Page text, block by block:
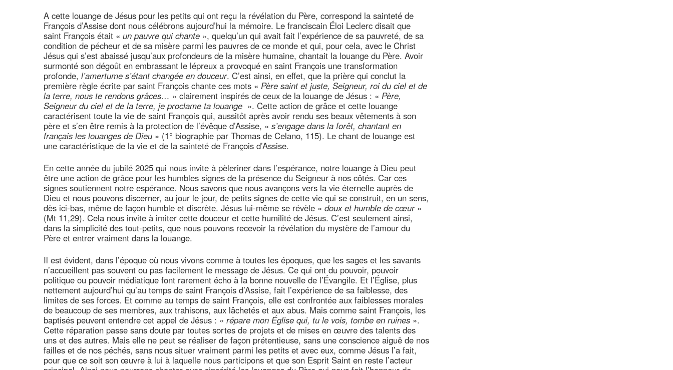
A cette louange de Jésus pour les petits qui ont reçu la révélation du Père, correspond la sainteté de
François d’Assise dont nous célébrons aujourd’hui la mémoire. Le franciscain Éloi Leclerc disait que
saint François était « un pauvre qui chante », quelqu’un qui avait fait l’expérience de sa pauvreté, de sa
condition de pécheur et de sa misère parmi les pauvres de ce monde et qui, pour cela, avec le Christ
Jésus qui s’est abaissé jusqu’aux profondeurs de la misère humaine, chantait la louange du Père. Avoir
surmonté son dégoût en embrassant le lépreux a provoqué en saint François une transformation
profonde, l’amertume s’étant changée en douceur. C’est ainsi, en effet, que la prière qui conclut la
première règle écrite par saint François chante ces mots « Père saint et juste, Seigneur, roi du ciel et de
la terre, nous te rendons grâces… » clairement inspirés de ceux de la louange de Jésus : « Père,
Seigneur du ciel et de la terre, je proclame ta louange ». Cette action de grâce et cette louange
caractérisent toute la vie de saint François qui, aussitôt après avoir rendu ses beaux vêtements à son
père et s’en être remis à la protection de l’évêque d’Assise, « s’engage dans la forêt, chantant en
français les louanges de Dieu » (1° biographie par Thomas de Celano, 115). Le chant de louange est
une caractéristique de la vie et de la sainteté de François d’Assise.
En cette année du jubilé 2025 qui nous invite à pèleriner dans l’espérance, notre louange à Dieu peut
être une action de grâce pour les humbles signes de la présence du Seigneur à nos côtés. Car ces
signes soutiennent notre espérance. Nous savons que nous avançons vers la vie éternelle auprès de
Dieu et nous pouvons discerner, au jour le jour, de petits signes de cette vie qui se construit, en un sens,
dès ici-bas, même de façon humble et discrète. Jésus lui-même se révèle « doux et humble de cœur»
(Mt 11,29). Cela nous invite à imiter cette douceur et cette humilité de Jésus. C’est seulement ainsi,
dans la simplicité des tout-petits, que nous pouvons recevoir la révélation du mystère de l’amour du
Père et entrer vraiment dans la louange.
Il est évident, dans l’époque où nous vivons comme à toutes les époques, que les sages et les savants
n’accueillent pas souvent ou pas facilement le message de Jésus. Ce qui ont du pouvoir, pouvoir
politique ou pouvoir médiatique font rarement écho à la bonne nouvelle de l’Évangile. Et l’Église, plus
nettement aujourd’hui qu’au temps de saint François d’Assise, fait l’expérience de sa faiblesse, des
limites de ses forces. Et comme au temps de saint François, elle est confrontée aux faiblesses morales
de beaucoup de ses membres, aux trahisons, aux lâchetés et aux abus. Mais comme saint François, les
baptisés peuvent entendre cet appel de Jésus : « répare mon Église qui, tu le vois, tombe en ruines ».
Cette réparation passe sans doute par toutes sortes de projets et de mises en œuvre des talents des
uns et des autres. Mais elle ne peut se réaliser de façon prétentieuse, sans une conscience aiguë de nos
failles et de nos péchés, sans nous situer vraiment parmi les petits et avec eux, comme Jésus l’a fait,
pour que ce soit son œuvre à lui à laquelle nous participons et que son Esprit Saint en reste l’acteur